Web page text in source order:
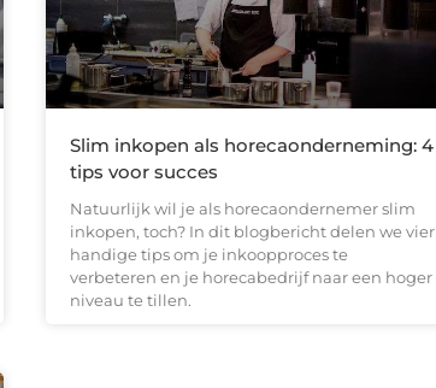
Slim inkopen als horecaonderneming: 4
tips voor succes
Natuurlijk wil je als horecaondernemer slim
inkopen, toch? In dit blogbericht delen we vier
handige tips om je inkoopproces te
verbeteren en je horecabedrijf naar een hoger
niveau te tillen.